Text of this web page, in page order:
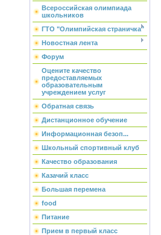
Всероссийская олимпиада
школьников
ГТО "Олимпийская страничка"
Новостная лента
Форум
Оцените качество
предоставляемых
образовательным
учреждением услуг
Обратная связь
Дистанционное обучение
Информационная безоп...
Школьный спортивный клуб
Качество образования
Казачий класс
Большая перемена
food
Питание
Прием в первый класс